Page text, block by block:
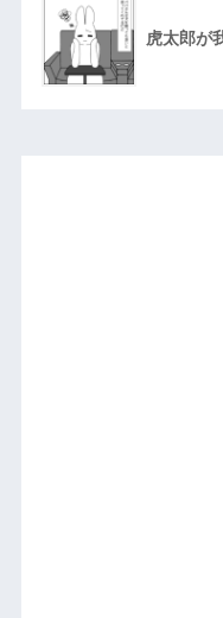
虎太郎が